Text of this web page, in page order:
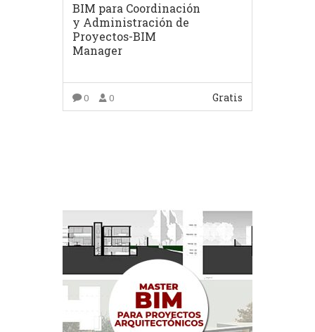
BIM para Coordinación
y Administración de
Proyectos-BIM
Manager
0 0 Gratis